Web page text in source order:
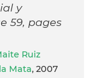
y
59, pages
Ruiz
Mata, 2007